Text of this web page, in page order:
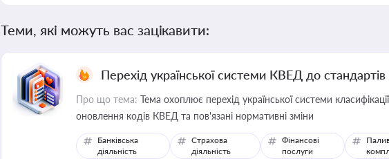
Теми, які можуть вас зацікавити:
Перехід української системи КВЕД до стандартів
Про що тема: Тема охоплює перехід української системи
оновлення кодів КВЕД та пов'язані нормативні зміни
Банківська
діяльність
Страхова
діяльність
Фінансові
послуги